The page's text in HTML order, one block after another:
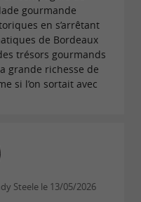
gourmande
en s’arrêtant
de Bordeaux
trésors gourmands
grande richesse de
si l’on sortait avec
Steele le 13/05/2026